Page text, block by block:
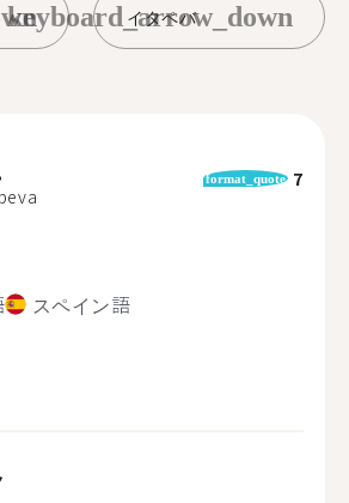
イタペバ
keyboard_arrow_down
format_quote 7
スペイン語